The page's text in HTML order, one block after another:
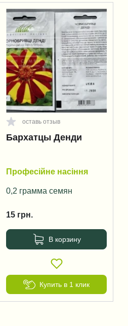
оставь отзыв
Бархатцы Денди
Професійне насіння
0,2 грамма семян
15 грн.
В корзину
Купить в 1 клик